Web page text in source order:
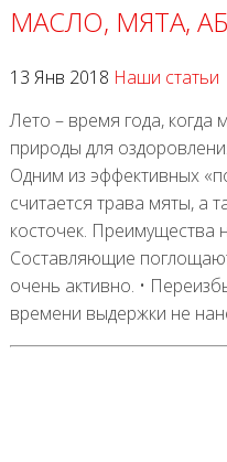
МАСЛО, МЯТА,
13 Янв 2018 Наши статьи
Лето – время года,
природы для
Одним из эффективных
считается трава мяты, а
косточек. Преимущества
Составляющие
очень активно. •
времени выдержки не